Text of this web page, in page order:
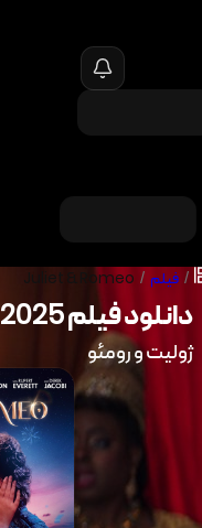
/ فیلم /
Juliet & Romeo
دانلود فیلم2025
ژولیت و رومئو